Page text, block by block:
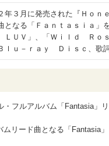
年３月に発売された『Ｈｏｎ
となる「Ｆａｎｔａｓｉａ」
ＵＶ」、「Ｗｉｌｄ Ｒｏ
ｌｕ－ｒａｙ Ｄｉｓｃ、歌詞
・フルアルバム「Fantasia」
リード曲となる「Fantasia